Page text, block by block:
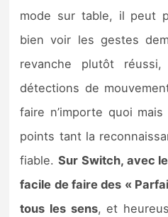
mode sur table, il peut
bien voir les gestes
revanche plutôt
détections de
faire n’importe quoi
points tant la
fiable.Sur Switch, avec
facile de faire des «
tous les sens, et